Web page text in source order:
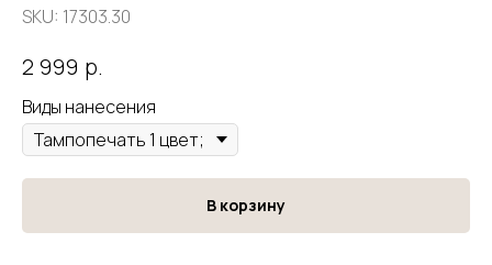
SKU: 17303.30
2 999 р.
Виды нанесения
В корзину